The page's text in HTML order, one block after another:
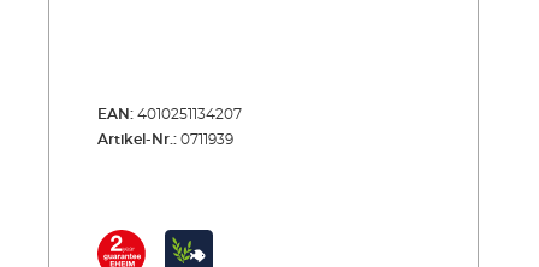
EAN: 4010251134207
Artikel-Nr.: 0711939